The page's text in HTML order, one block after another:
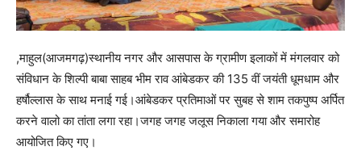
,माहुल(आजमगढ़)स्थानीय नगर और आसपास के ग्रामीण इलाकों में मंगलवार को
संविधान के शिल्पी बाबा साहब भीम राव आंबेडकर की 135 वीं जयंती धूमधाम और
हर्षौल्लास के साथ मनाई गई।आंबेडकर प्रतिमाओं पर सुबह से शाम तकपुष्प अर्पित
करने वालो का तांता लगा रहा।जगह जगह जलूस निकाला गया और समारोह
आयोजित किए गए।